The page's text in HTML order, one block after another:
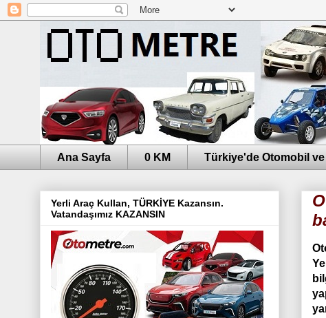
Ana Sayfa 0 KM Türkiye'de Otomobil
Yerli Araç Kullan, TÜRKİYE Kazansın.
Vatandaşımız KAZANSIN